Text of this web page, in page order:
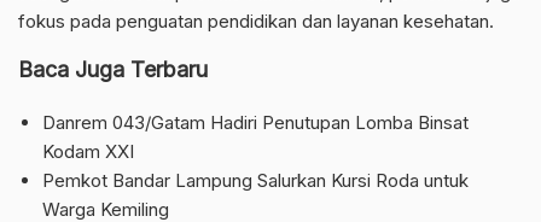
fokus pada penguatan pendidikan dan layanan kesehatan.
Baca Juga Terbaru
Danrem 043/Gatam Hadiri Penutupan Lomba Binsat
Kodam XXI
Pemkot Bandar Lampung Salurkan Kursi Roda untuk
Warga Kemiling